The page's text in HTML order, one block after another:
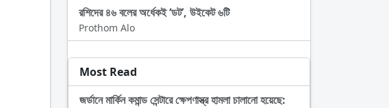
রশিদের ৪৬ বলের অর্ধেকই ‘ডট’, উইকেট ৬টি
Prothom Alo
Most Read
জর্ডানে মার্কিন কমান্ড সেন্টারে ক্ষেপণাস্ত্র হামলা চালানো হয়েছে: